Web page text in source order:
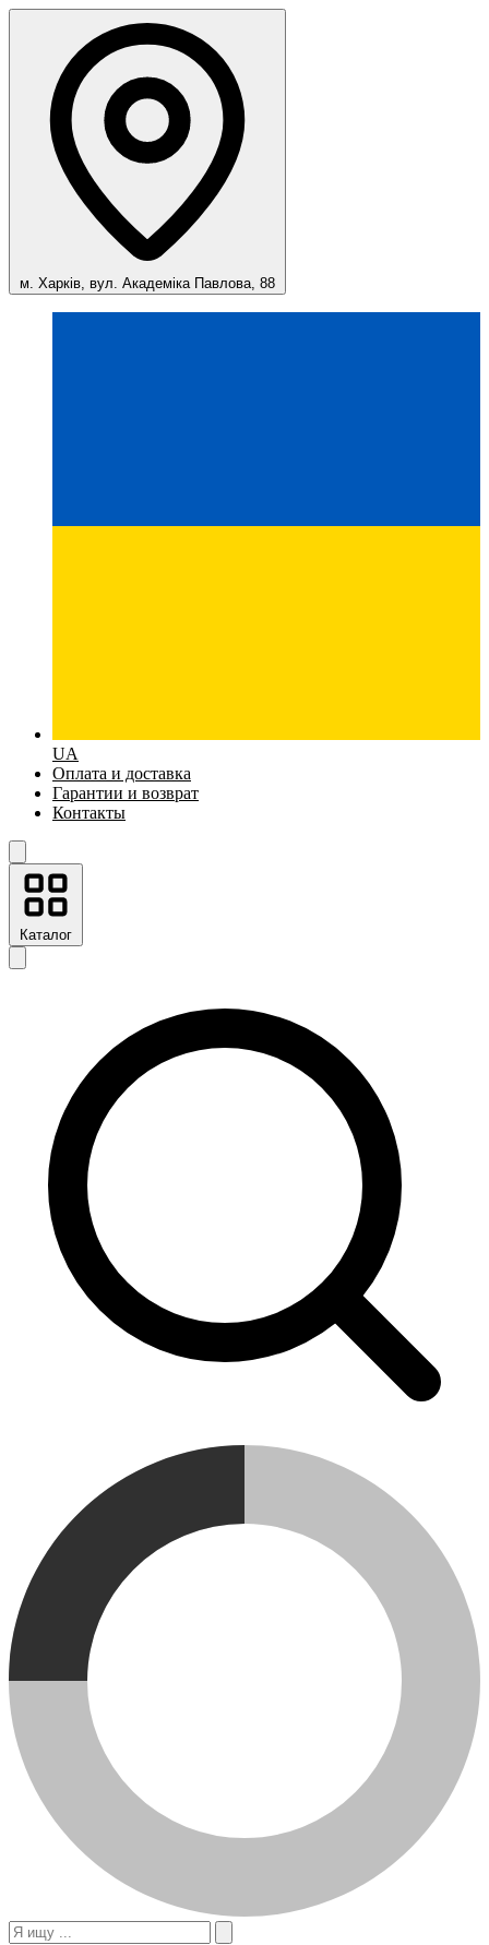
м. Харків, вул. Академіка Павлова, 88
UA
Оплата и доставка
Гарантии и возврат
Контакты
Каталог